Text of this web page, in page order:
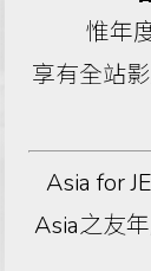
惟年
享有全站
Asia for
Asia之友